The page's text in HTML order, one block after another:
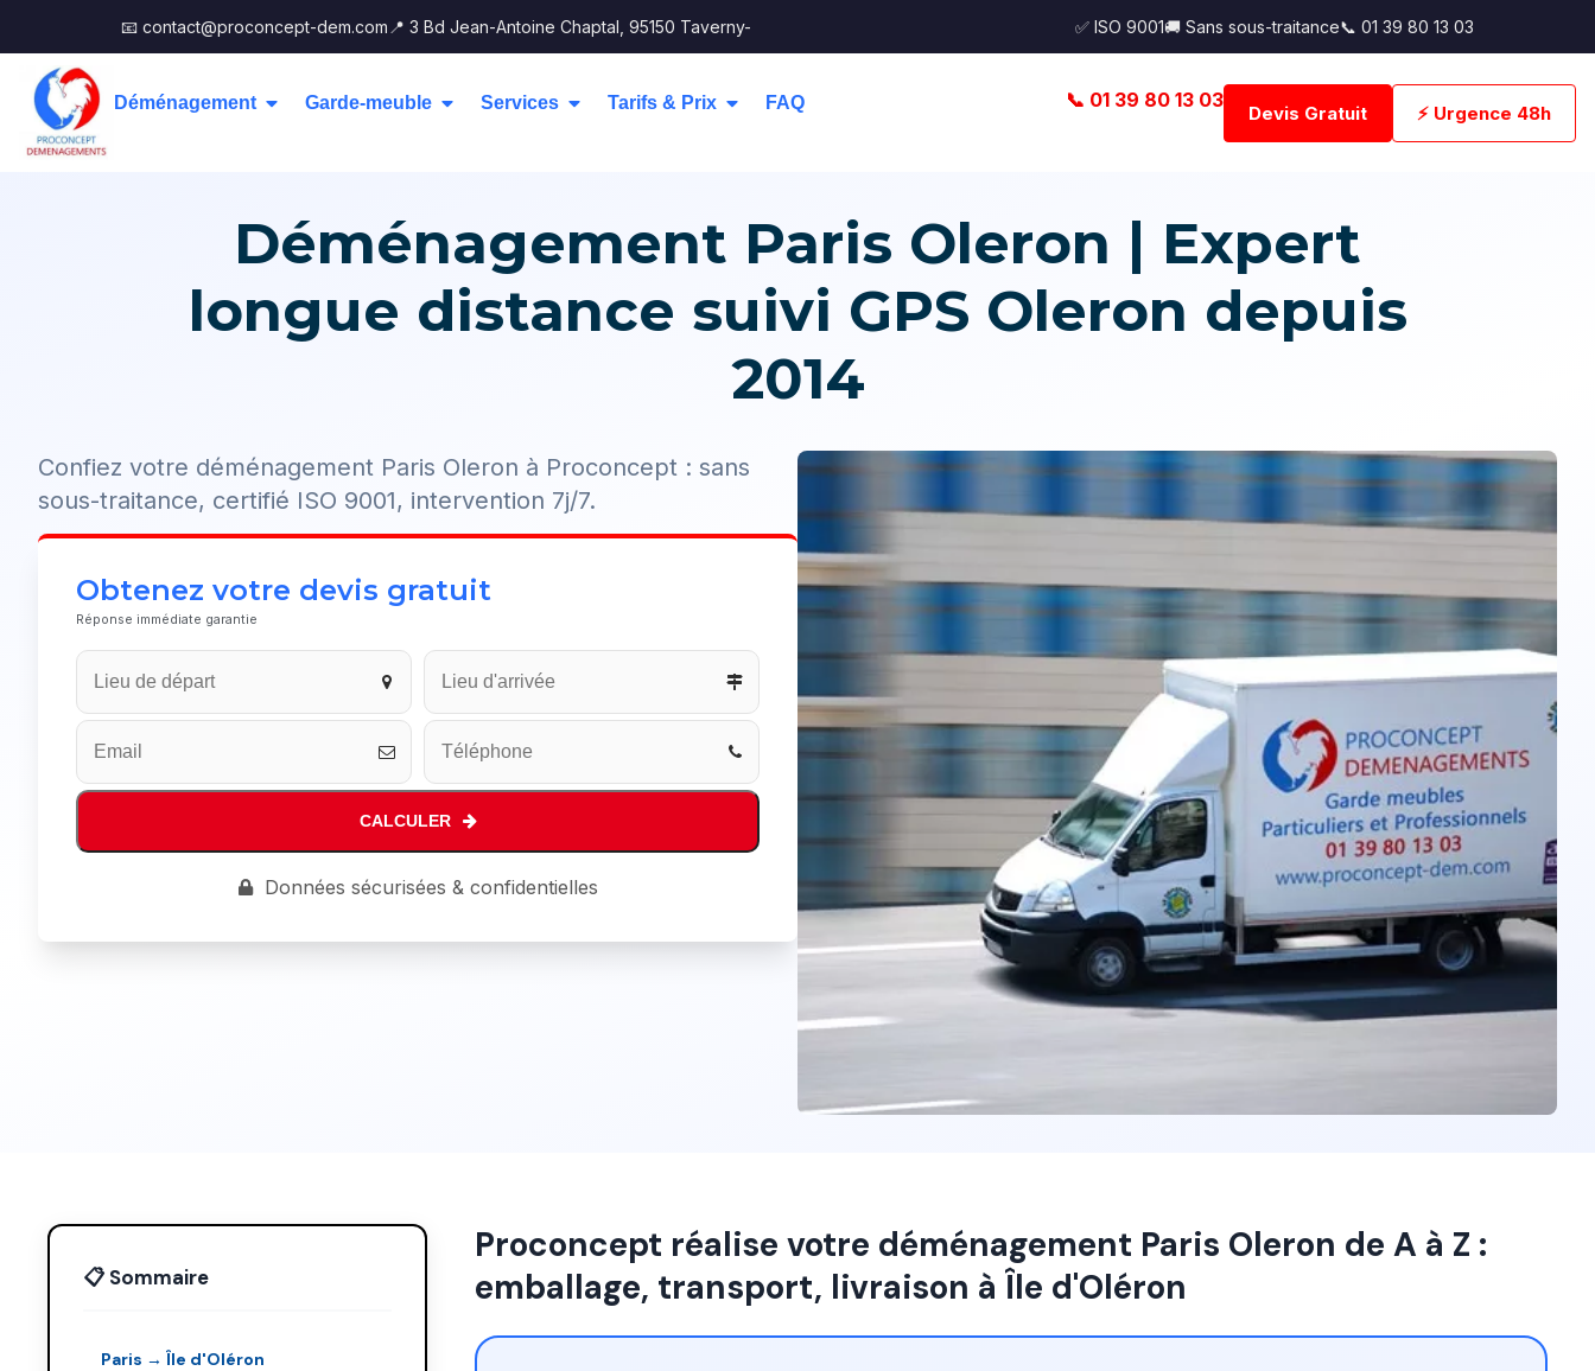
📧 contact@proconcept-dem.com 📍 3 Bd Jean-Antoine Chaptal, 95150 Taverny- ✅ ISO 9001🚚 Sans sous-traitance📞 01 39 80 13 03
Déménagement Garde-meuble Services Tarifs & Prix FAQ 📞 01 39 80 13 03
Devis Gratuit ⚡ Urgence 48h
Déménagement Paris Oleron | Expert
longue distance suivi GPS Oleron depuis
2014
Confiez votre déménagement Paris Oleron à Proconcept : sans
sous-traitance, certifié ISO 9001, intervention 7j/7.
Obtenez votre devis gratuit
Réponse immédiate garantie
Company
CALCULER
Données sécurisées & confidentielles
📋 Sommaire
Paris → Île d'Oléron
Proconcept réalise votre déménagement Paris Oleron de A à Z :
emballage, transport, livraison à Île d'Oléron